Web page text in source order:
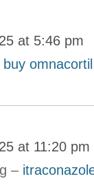
at 5:46 pm
buy
at 11:20 pm
–